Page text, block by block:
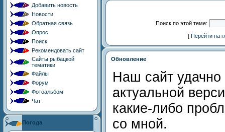
Добавить новость
Новости
Обратная связь
Опрос
Поиск
Рекомендовать сайт
Сайты рыбацкой
тематики
Файлы
Форум
Фотоальбом
Чат
Погода
Поиск по этой теме:
[Перейти на
Обновление
Наш сайт
актуальной
какие-либо
со мной.